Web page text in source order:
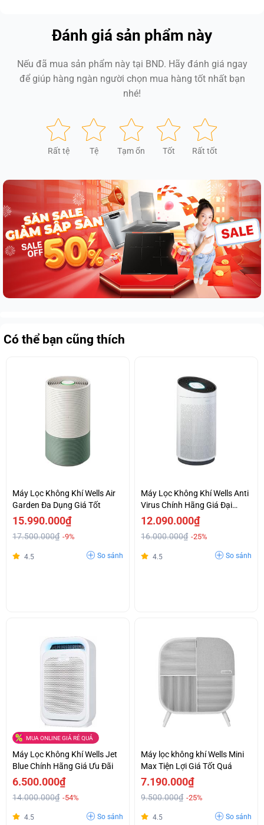
Đánh giá sản phẩm này
Nếu đã mua sản phẩm này tại BND. Hãy đánh giá ngay
để giúp hàng ngàn người chọn mua hàng tốt nhất bạn
nhé!
Rất tệ Tệ Tạm ổn Tốt Rất tốt
Có thể bạn cũng thích
Máy Lọc Không Khí Wells Air
Garden Đa Dụng Giá Tốt
15.990.000₫
17.500.000₫ -9%
4.5 So sánh
Máy Lọc Không Khí Wells Anti
Virus Chính Hãng Giá Đại
Chiến
12.090.000₫
16.000.000₫ -25%
4.5 So sánh
MUA ONLINE GIÁ RẺ QUÁ
Máy Lọc Không Khí Wells Jet
Blue Chính Hãng Giá Ưu Đãi
6.500.000₫
14.000.000₫ -54%
4.5 So sánh
Máy lọc không khí Wells Mini
Max Tiện Lợi Giá Tốt Quá
7.190.000₫
9.500.000₫ -25%
4.5 So sánh